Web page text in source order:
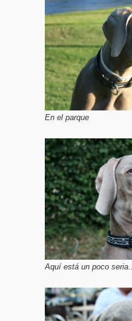
En el parque
Aquí está un poco seria...